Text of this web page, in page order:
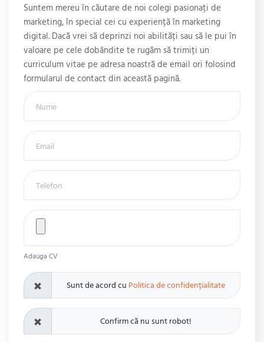
Suntem mereu în căutare de noi colegi pasionați de
marketing, în special cei cu experiență în marketing
digital. Dacă vrei să deprinzi noi abilități sau să le pui în
valoare pe cele dobândite te rugăm să trimiți un
curriculum vitae pe adresa noastră de email ori folosind
formularul de contact din această pagină.
Adauga CV
Sunt de acord cu Politica de confidențialitate
Confirm că nu sunt robot!